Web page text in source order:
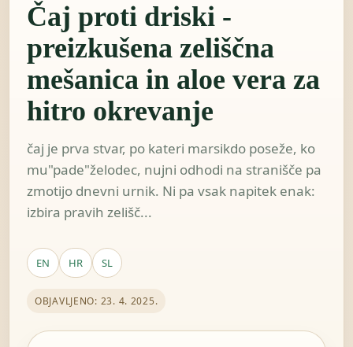
Čaj proti driski -
preizkušena zeliščna
mešanica in aloe vera za
hitro okrevanje
čaj je prva stvar, po kateri marsikdo poseže, ko
mu"pade"želodec, nujni odhodi na stranišče pa
zmotijo dnevni urnik. Ni pa vsak napitek enak:
izbira pravih zelišč...
EN HR SL
OBJAVLJENO: 23. 4. 2025.